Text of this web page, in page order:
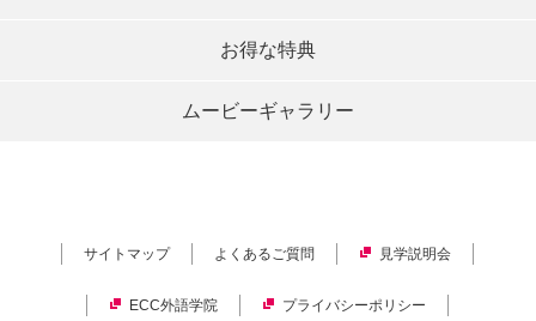
お得な特典
ムービーギャラリー
サイトマップ よくあるご質問 見学説明会
ECC外語学院 プライバシーポリシー